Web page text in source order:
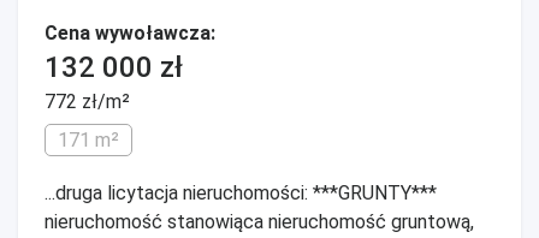
Cena wywoławcza:
132 000 zł
772 zł/m²
171 m²
...druga licytacja nieruchomości: ***GRUNTY***
nieruchomość stanowiąca nieruchomość gruntową,